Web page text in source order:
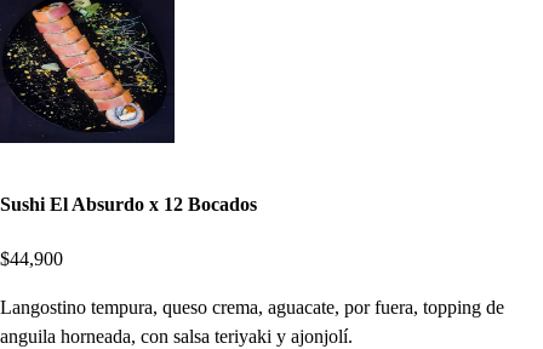
Sushi El Absurdo x 12 Bocados
$44,900
Langostino tempura, queso crema, aguacate, por fuera, topping de
anguila horneada, con salsa teriyaki y ajonjolí.